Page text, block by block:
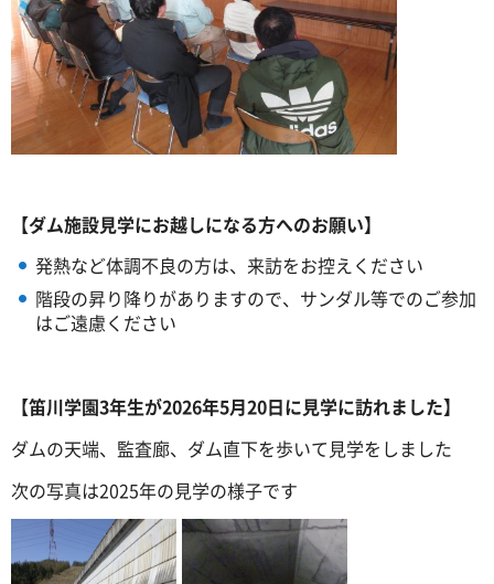
【ダム施設見学にお越しになる方へのお願い】
発熱など体調不良の方は、来訪をお控えください
階段の昇り降りがありますので、サンダル等でのご参加
はご遠慮ください
【笛川学園3年生が2026年5月20日に見学に訪れました】
ダムの天端、監査廊、ダム直下を歩いて見学をしました
次の写真は2025年の見学の様子です